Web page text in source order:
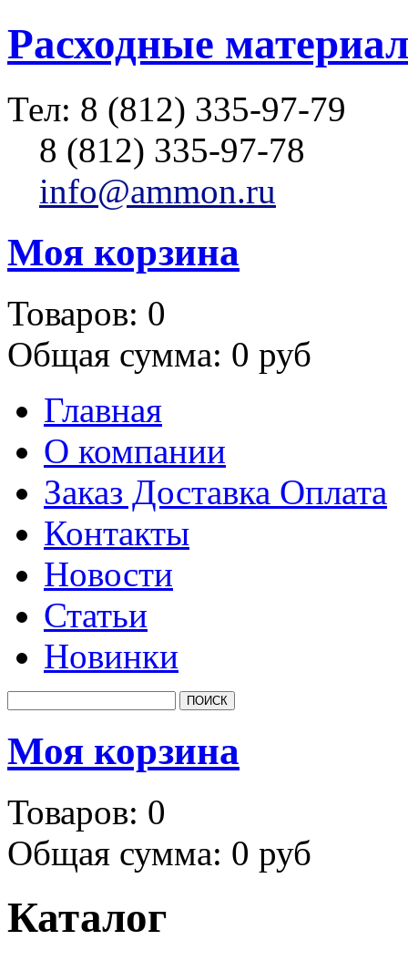
Расходные
Тел: 8 (812) 335-97-79
8 (812) 335-97-78
info@ammon.ru
Моя корзина
Товаров: 0
Общая сумма: 0 руб
Главная
О компании
Заказ Доставка Оплата
Контакты
Новости
Статьи
Новинки
Моя корзина
Товаров: 0
Общая сумма: 0 руб
Каталог